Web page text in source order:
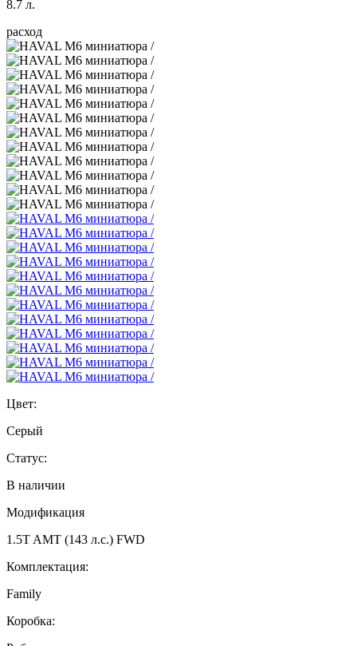
8.7 л.
расход
Цвет:
Серый
Статус:
В наличии
Модификация
1.5T AMT (143 л.с.) FWD
Комплектация:
Family
Коробка: